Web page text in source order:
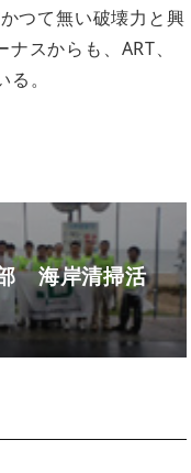
つて無い破壊力と興
スからも、ART、
。
海岸清掃活